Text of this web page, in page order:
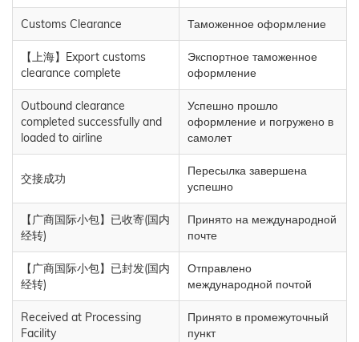
Customs Clearance Таможенное оформление
【上海】Export customs
clearance complete
Экспортное таможенное
оформление
Outbound clearance
completed successfully and
loaded to airline
Успешно прошло
оформление и погружено в
самолет
交接成功
Пересылка завершена
успешно
【广商国际小包】已收寄(国内
经转)
Принято на международной
почте
【广商国际小包】已封发(国内
经转)
Отправлено
международной почтой
Received at Processing
Facility
Принято в промежуточный
пункт